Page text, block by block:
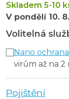
Skladem 5-10
V pondělí 10. 8.
Volitelná
Nano ochrana
virům až na 2
Pojištění